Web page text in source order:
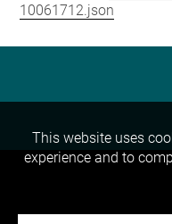
10061712.json
This website uses
experience and to